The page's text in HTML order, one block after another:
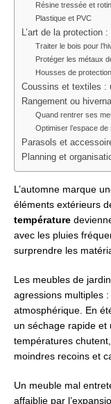
Résine tressée et
Plastique et PVC
L’art de la protection
Traiter le bois pour
Protéger les métaux
Housses de
Coussins et textiles :
Rangement ou
Quand rentrer ses
Optimiser l’espace
Parasols et
Planning et
L’automne marque
éléments extérieurs
température
avec les pluies
surprendre les
Les meubles de
agressions multiples
atmosphérique. En
un séchage rapide et
températures
moindres recoins et
Un meuble mal
affaiblie par